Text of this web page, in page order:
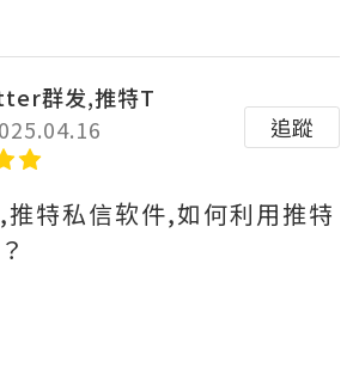
群发,推特T
追蹤
特私信软件,如何利用推特